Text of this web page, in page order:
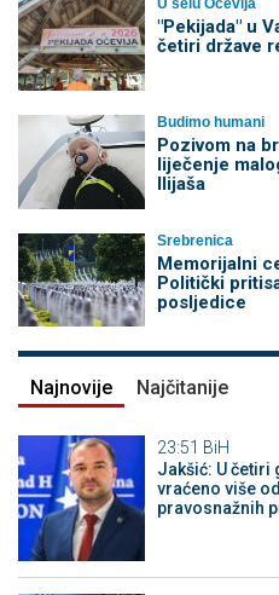
U selu Oćevija
"Pekijada" u
četiri države
Budimo humani
Pozivom na
liječenje
Ilijaša
Srebrenica
Memorijalni
Politički
posljedice
Najnovije Najčitanije
23:51 BiH
Jakšić: U četiri
vraćeno više
pravosnažnih